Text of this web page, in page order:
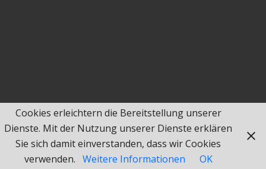
Cookies erleichtern die Bereitstellung unserer
Dienste. Mit der Nutzung unserer Dienste erklären
Sie sich damit einverstanden, dass wir Cookies
verwenden. Weitere Informationen OK